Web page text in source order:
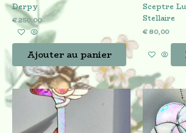
Derpy
€250,00
Ajouter au panier
Sceptre
Stellaire
€80,00